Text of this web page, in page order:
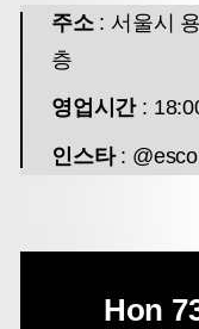
주소 : 서울시
층
영업시간 :
인스타 :
Hon